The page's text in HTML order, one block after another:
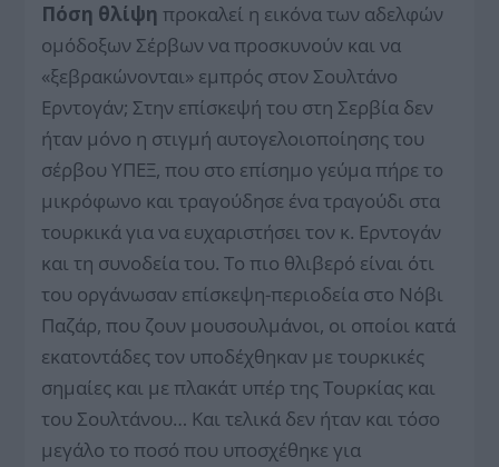
Πόση θλίψη προκαλεί η εικόνα των αδελφών
ομόδοξων Σέρβων να προσκυνούν και να
«ξεβρακώνονται» εμπρός στον Σουλτάνο
Ερντογάν; Στην επίσκεψή του στη Σερβία δεν
ήταν μόνο η στιγμή αυτογελοιοποίησης του
σέρβου ΥΠΕΞ, που στο επίσημο γεύμα πήρε το
μικρόφωνο και τραγούδησε ένα τραγούδι στα
τουρκικά για να ευχαριστήσει τον κ. Ερντογάν
και τη συνοδεία του. Το πιο θλιβερό είναι ότι
του οργάνωσαν επίσκεψη-περιοδεία στο Νόβι
Παζάρ, που ζουν μουσουλμάνοι, οι οποίοι κατά
εκατοντάδες τον υποδέχθηκαν με τουρκικές
σημαίες και με πλακάτ υπέρ της Τουρκίας και
του Σουλτάνου… Και τελικά δεν ήταν και τόσο
μεγάλο το ποσό που υποσχέθηκε για